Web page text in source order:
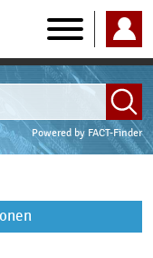
Main
navigation
Powered by FACT-Finder